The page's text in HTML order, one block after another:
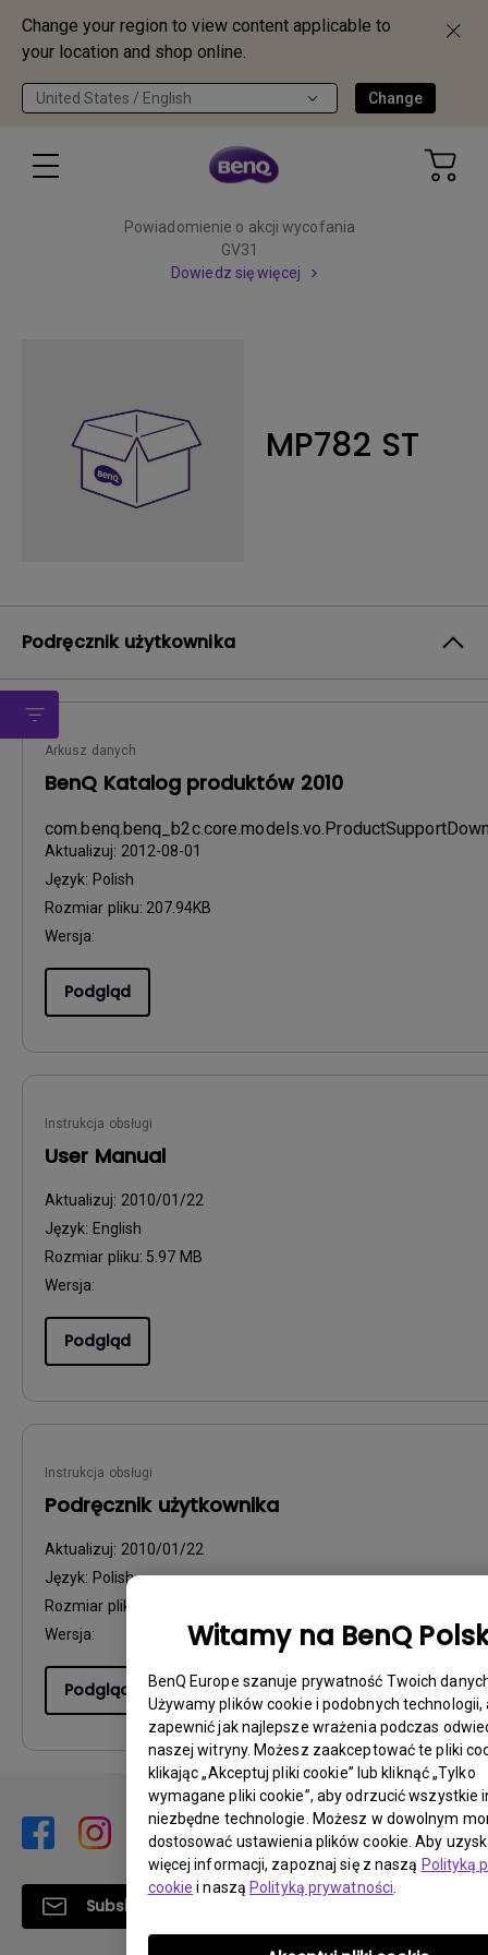
Change your region to view content applicable to
your location and shop online.
United States / English Change
Witamy na BenQ
BenQ Europe szanuje prywatność Twoich
Używamy plików cookie i podobnych technologii,
zapewnić jak najlepsze wrażenia podczas
naszej witryny. Możesz zaakceptować te pliki
klikając „Akceptuj pliki cookie” lub kliknąć „Tylko
wymagane pliki cookie”, aby odrzucić wszystkie
niezbędne technologie. Możesz w dowolnym
dostosować ustawienia plików cookie. Aby
więcej informacji, zapoznaj się z naszą Polityką
cookie i nasząPolityką prywatności
Powiadomienie o akcji wycofania
GV31
Dowiedz się więcej
MP782 ST
Podręcznik użytkownika
Arkusz danych
BenQ Katalog produktów 2010
Aktualizuj: 2012-08-01
Język: Polish
Rozmiar pliku: 207.94KB
Wersja:
Podgląd
Instrukcja obsługi
User Manual
Aktualizuj: 2010/01/22
Język: English
Rozmiar pliku: 5.97 MB
Wersja:
Podgląd
Instrukcja obsługi
Podręcznik użytkownika
Aktualizuj: 2010/01/22
Język: Polish
Rozmiar pliku:
Wersja:
Podgląd
Subskrybuj